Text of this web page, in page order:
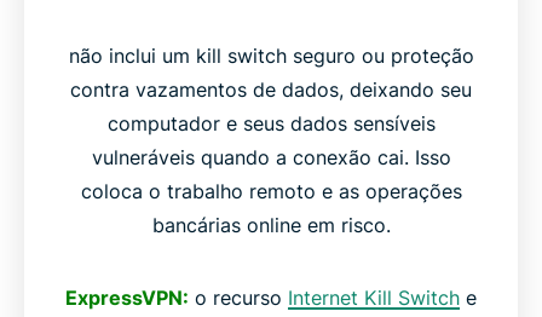
não inclui um kill switch seguro ou proteção
contra vazamentos de dados, deixando seu
computador e seus dados sensíveis
vulneráveis ​​quando a conexão cai. Isso
coloca o trabalho remoto e as operações
bancárias online em risco.
ExpressVPN: o recurso Internet Kill Switch e